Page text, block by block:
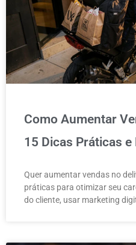
Como Aumentar
15 Dicas Práticas
Quer aumentar vendas no
práticas para otimizar seu
do cliente, usar marketing